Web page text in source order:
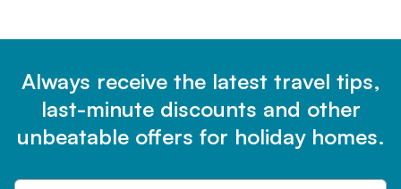
Always receive the latest travel tips,
last-minute discounts and other
unbeatable offers for holiday homes.